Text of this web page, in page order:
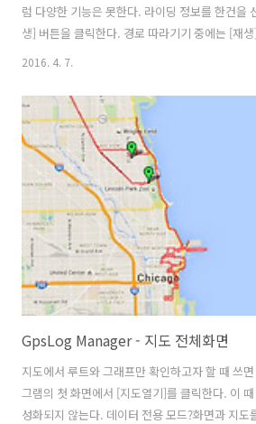
럼 다양한 기능은 못한다. 라이딩 정보를 한건을
생] 버튼을 클릭한다. 경로 따라기기 중에는 [재
며 지도에 현재 위치의 실시간 라이딩 정보(고도,
산하여 표시한다. ※ 경로 따라기기 중 조회 버튼
지와 함께 초기화 된다. https://
eMj-68&feature=youtu.be 경로 따라기기 중에
을 선택하면 재생이 중지되지만 여러건일 경우에
행한다. 반대로 라이딩 정보 여러건을 선택후 경로..
2016. 4. 7.
GpsLog Manager - 지도 전체화면
지도에서 루트와 그래프만 확인하고자 할 때 쓰
그램의 첫 화면에서 [지도열기]를 클릭한다. 이
성화되지 않는다. 데이터 전용 모드?화면과 지도